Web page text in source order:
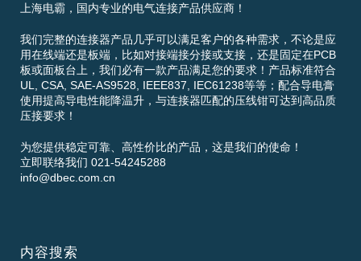
上海电霸，国内专业的电气连接产品供应商！
我们完整的连接器产品几乎可以满足客户的各种需求，不论是应
用在线端还是板端，比如对接端接分接或支接，还是固定在PCB
板或面板台上，我们必有一款产品满足您的要求！产品标准符合
UL, CSA, SAE-AS9528, IEEE837, IEC61238等等；配合导电膏
使用提高导电性能降温升，与连接器匹配的压线钳可达到高品质
压接要求！
为您提供稳定可靠、高性价比的产品，这是我们的使命！
立即联络我们 021-54245288
info@dbec.com.cn
内容搜索